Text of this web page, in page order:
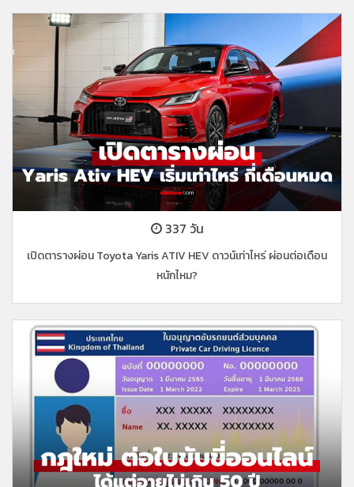
337 วัน
เปิดตารางผ่อน Toyota Yaris ATIV HEV ดาวน์เท่าไหร่ ผ่อนต่อเดือน
หนักไหม?